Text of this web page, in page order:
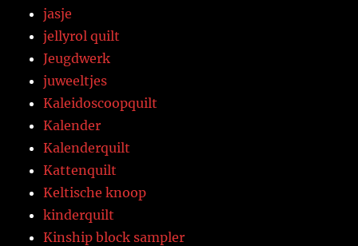
jasje
jellyrol quilt
Jeugdwerk
juweeltjes
Kaleidoscoopquilt
Kalender
Kalenderquilt
Kattenquilt
Keltische knoop
kinderquilt
Kinship block sampler